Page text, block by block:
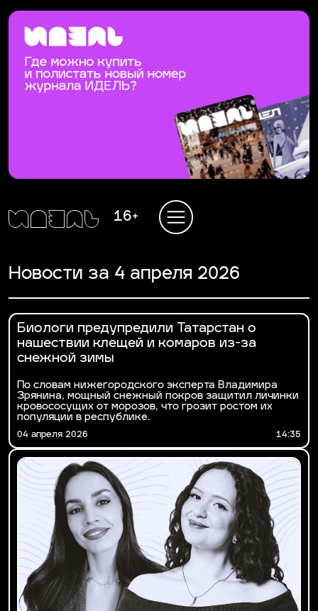
16+
Новости за 4 апреля 2026
Биологи предупредили Татарстан о
нашествии клещей и комаров из-за
снежной зимы
По словам нижегородского эксперта Владимира
Зрянина, мощный снежный покров защитил личинки
кровососущих от морозов, что грозит ростом их
популяции в республике.
04 апреля 2026 14:35